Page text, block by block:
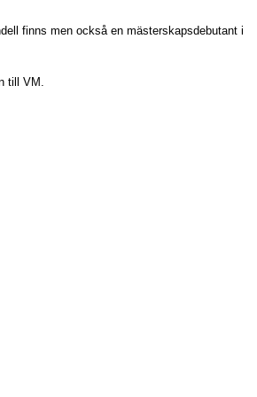
finns men också en mästerskapsdebutant i
till VM.